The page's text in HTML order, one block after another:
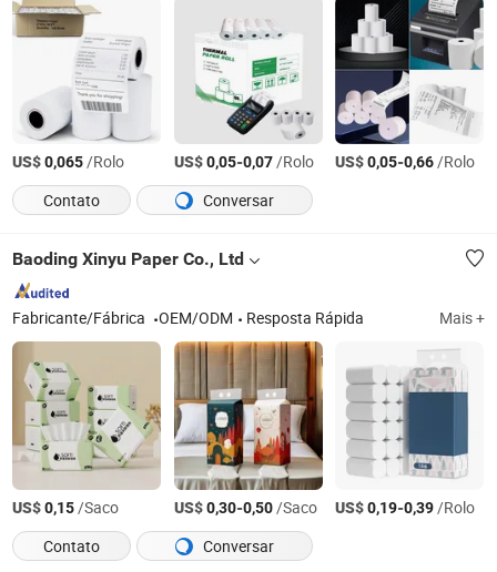
US$0,065/Rolo US$0,05-0,07/Rolo US$0,05-0,66/Rolo
Contato
Conversar
Baoding Xinyu Paper Co., Ltd
Fabricante/Fábrica OEM/ODM Resposta Rápida Mais +
US$0,15/Saco US$0,30-0,50/Saco US$0,19-0,39/Rolo
Contato
Conversar